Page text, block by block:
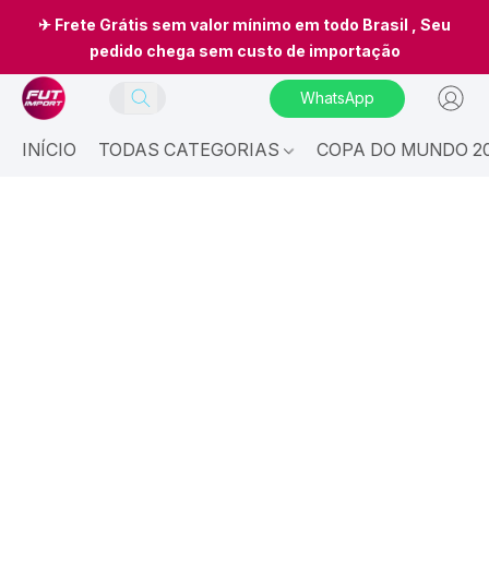
✈ Frete Grátis sem valor mínimo em todo Brasil , Seu
pedido chega sem custo de importação
WhatsApp
INÍCIO TODAS CATEGORIAS COPA DO MUNDO